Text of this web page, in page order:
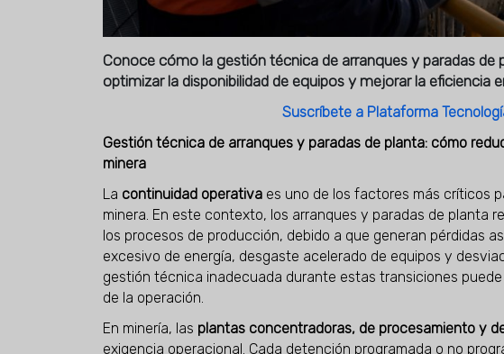
Conoce cómo la gestión técnica de arranques y paradas de
optimizar la disponibilidad de equipos y mejorar la eficiencia
Suscríbete a Plataforma
Gestión técnica de arranques y paradas de planta: cómo
minera
La continuidad operativa es uno de los factores más críticos
minera. En este contexto, los arranques y paradas de planta
los procesos de producción, debido a que generan pérdidas
excesivo de energía, desgaste acelerado de equipos y
gestión técnica inadecuada durante estas transiciones
de la operación.
En minería, las plantas concentradoras, de procesamiento y
exigencia operacional. Cada detención programada o no